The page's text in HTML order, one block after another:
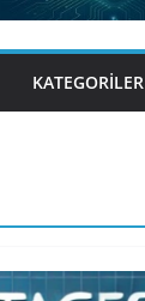
KATEGORILER